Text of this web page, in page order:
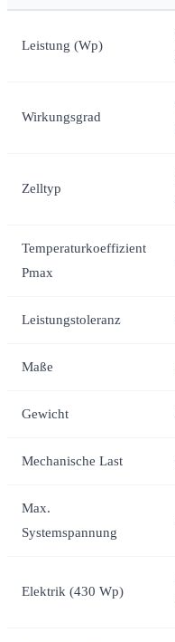
Leistung (Wp)
Wirkungsgrad
Zelltyp
Temperaturkoeffizient
Pmax
Leistungstoleranz
Maße
Gewicht
Mechanische Last
Max.
Systemspannung
Elektrik (430 Wp)